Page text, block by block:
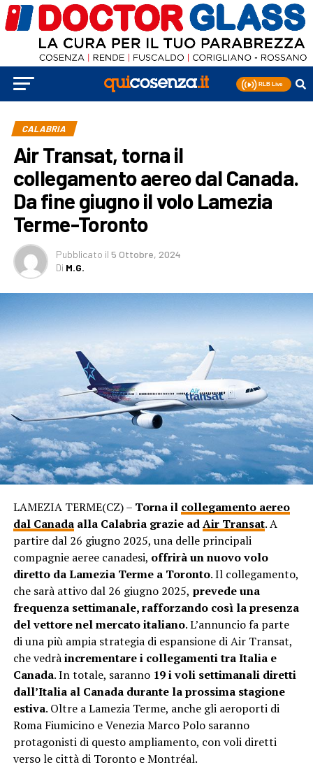
CALABRIA
Air Transat, torna il
collegamento aereo dal Canada.
Da fine giugno il volo Lamezia
Terme-Toronto
Pubblicato il 5 Ottobre, 2024
Di M.G.
LAMEZIA TERME(CZ) – Torna il collegamento aereo
dal Canadaalla Calabria grazie adAir Transat. A
partire dal 26 giugno 2025, una delle principali
compagnie aeree canadesi, offrirà un nuovo volo
diretto da Lamezia Terme a Toronto. Il collegamento,
che sarà attivo dal 26 giugno 2025, prevede una
frequenza settimanale, rafforzando così la presenza
del vettore nel mercato italiano. L’annuncio fa parte
di una più ampia strategia di espansione di Air Transat,
che vedràincrementare i collegamenti tra Italia e
Canada. In totale, saranno 19 i voli settimanali diretti
dall’Italia al Canada durante la prossima stagione
estiva. Oltre a Lamezia Terme, anche gli aeroporti di
Roma Fiumicino e Venezia Marco Polo saranno
protagonisti di questo ampliamento, con voli diretti
verso le città di Toronto e Montréal.